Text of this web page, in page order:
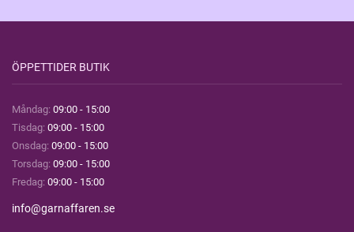
ÖPPETTIDER BUTIK
Måndag: 09:00 - 15:00
Tisdag: 09:00 - 15:00
Onsdag: 09:00 - 15:00
Torsdag: 09:00 - 15:00
Fredag: 09:00 - 15:00
info@garnaffaren.se